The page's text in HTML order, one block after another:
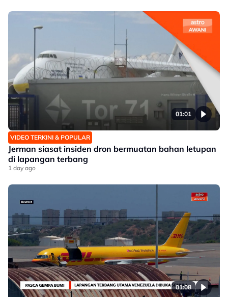
01:01
VIDEO TERKINI & POPULAR
Jerman siasat insiden dron bermuatan bahan letupan
di lapangan terbang
1 day ago
01:08